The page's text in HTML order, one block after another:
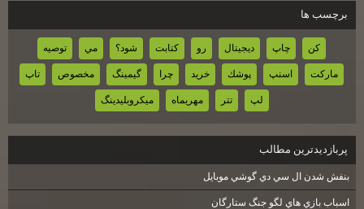
برچسب ها
كن چاپ ديجيتال رو كتابت شود؟ مي توصيه
ماركت اسنپ پوشك خريد چرا گيمينگ مخصوص تاپ
لپ تتر مهريماه ميكروبليدينگ
پربازديدترين مطالب
بنفش شدن ال سي دي گوشي موبايل
اسباب بازي هاي لگو جنگ ستارگان